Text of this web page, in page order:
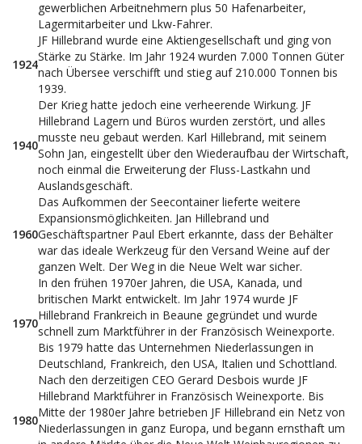
gewerblichen Arbeitnehmern plus 50 Hafenarbeiter,
Lagermitarbeiter und Lkw-Fahrer.
1924
JF Hillebrand wurde eine Aktiengesellschaft und ging von
Stärke zu Stärke. Im Jahr 1924 wurden 7.000 Tonnen Güter
nach Übersee verschifft und stieg auf 210.000 Tonnen bis
1939.
1940
Der Krieg hatte jedoch eine verheerende Wirkung. JF
Hillebrand Lagern und Büros wurden zerstört, und alles
musste neu gebaut werden. Karl Hillebrand, mit seinem
Sohn Jan, eingestellt über den Wiederaufbau der Wirtschaft,
noch einmal die Erweiterung der Fluss-Lastkahn und
Auslandsgeschäft.
1960
Das Aufkommen der Seecontainer lieferte weitere
Expansionsmöglichkeiten. Jan Hillebrand und
Geschäftspartner Paul Ebert erkannte, dass der Behälter
war das ideale Werkzeug für den Versand Weine auf der
ganzen Welt. Der Weg in die Neue Welt war sicher.
1970
In den frühen 1970er Jahren, die USA, Kanada, und
britischen Markt entwickelt. Im Jahr 1974 wurde JF
Hillebrand Frankreich in Beaune gegründet und wurde
schnell zum Marktführer in der Französisch Weinexporte.
Bis 1979 hatte das Unternehmen Niederlassungen in
Deutschland, Frankreich, den USA, Italien und Schottland.
1980
Nach den derzeitigen CEO Gerard Desbois wurde JF
Hillebrand Marktführer in Französisch Weinexporte. Bis
Mitte der 1980er Jahre betrieben JF Hillebrand ein Netz von
Niederlassungen in ganz Europa, und begann ernsthaft um